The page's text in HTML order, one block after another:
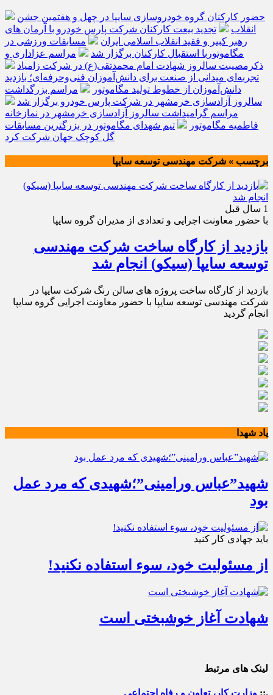
حضور کارکنان گروه خودروسازی سایپا در چهل و هفتمین جشن
انقلاب
تجدید بیعت کارکنان شرکت پارس خودرو با آرمان های
رهبر کبیر و فقید انقلاب اسلامی ایران
مسابقات ورزشی در
مگاموتوربا استقبال کارکنان برگزار شد
مراسم عزاداری و
ذکرمصیبت سالروز شهادت امام محمدتقی(ع) در شرکت زامیاد
تجربه‌ای میدانی از صنعت برای دانش‌آموزان فنی‌وحرفه‌ای؛ بازدید
دانش‌آموزان از خطوط تولید مگاموتور
مراسم بزرگداشت
سالروز آزادسازی خرمشهر در شرکت پارس خودرو برگزار شد
مراسم گرامیداشت سالروز آزادسازی خرمشهر در نمازخانه
فاطمیه مگاموتور
تیم شهدای مگاموتور در بزرگترین مسابقات
گل کوچک جهان شرکت کرد
برچسب » شرکت مهندسی توسعه سایپا
1 سال قبل
با حضور معاونت اجرایی و تعدادی از مدیران گروه سایپا
بازدید از کارگاه ساخت شرکت مهندسی
توسعه سایپا (سیکو) انجام شد
بازدید از کارگاه ساخت پروژه های سالن رنگ شرکت سایپا در
شرکت مهندسی توسعه سایپا با حضور معاونت اجرایی گروه سایپا
انجام گردید
یاد شهدا
شهید”عباس ورامینی”؛شهیدی که مرد عمل
بود
باید جهادی کار کنید
از مسئولیت خود، سوء استفاده نکنید!
شهادت آغاز خوشبختی است
لینک های مرتبط